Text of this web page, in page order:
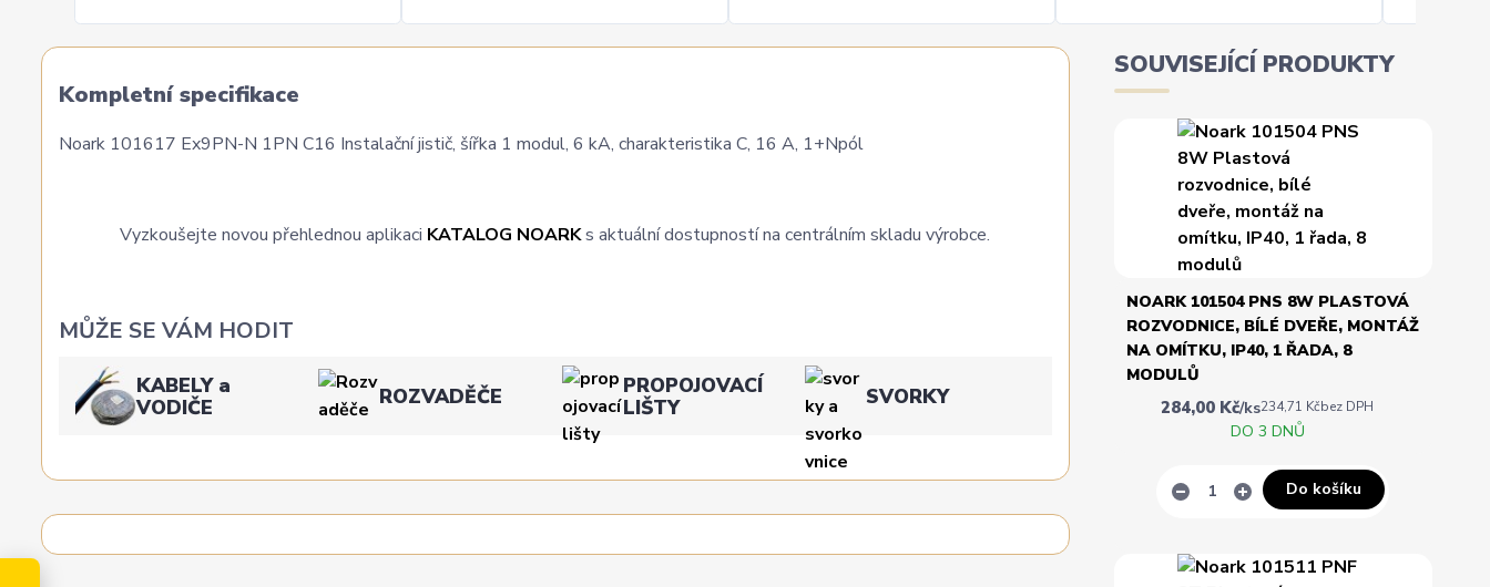
Kompletní specifikace
Noark 101617 Ex9PN-N 1PN C16 Instalační jistič, šířka 1 modul, 6 kA, charakteristika C, 16 A, 1+Npól
Vyzkoušejte novou přehlednou aplikaci KATALOG NOARKs aktuální dostupností na centrálním skladu výrobce.
MŮŽE SE VÁM HODIT
KABELY a
VODIČE
ROZVADĚČE
PROPOJOVACÍ
LIŠTY
SVORKY
SOUVISEJÍCÍ PRODUKTY
NOARK 101504 PNS 8W PLASTOVÁ
ROZVODNICE, BÍLÉ DVEŘE, MONTÁŽ
NA OMÍTKU, IP40, 1 ŘADA, 8
MODULŮ
284,00 Kč/ks234,71 Kčbez DPH
DO 3 DNŮ
Do košíku